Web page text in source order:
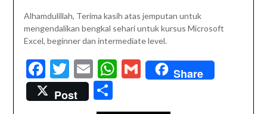
Alhamdulillah, Terima kasih atas jemputan untuk
mengendalikan bengkal sehari untuk kursus Microsoft
Excel, beginner dan intermediate level.
Facebook
Twitter
EmailWhatsApp
GmailShare
Post
Share